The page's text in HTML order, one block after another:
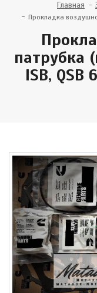
Главная
Прокладка
патрубка
ISB, QSB